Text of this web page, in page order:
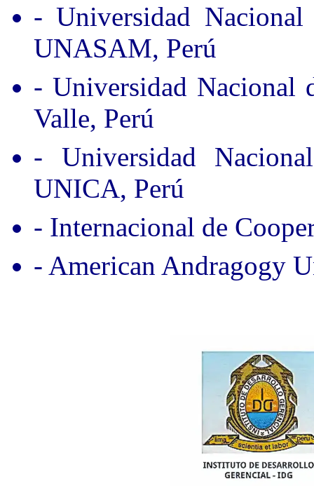
- Universidad
UNASAM, Perú
- Universidad Nacional
Valle, Perú
- Universidad
UNICA, Perú
- Internacional de
- American Andragogy